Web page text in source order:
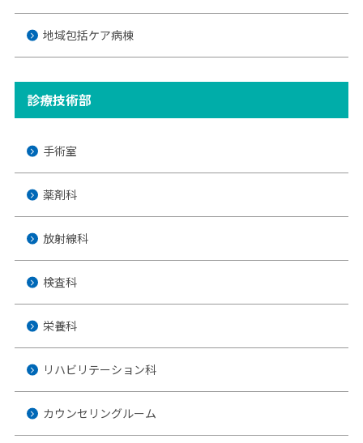
地域包括ケア病棟
診療技術部
手術室
薬剤科
放射線科
検査科
栄養科
リハビリテーション科
カウンセリングルーム